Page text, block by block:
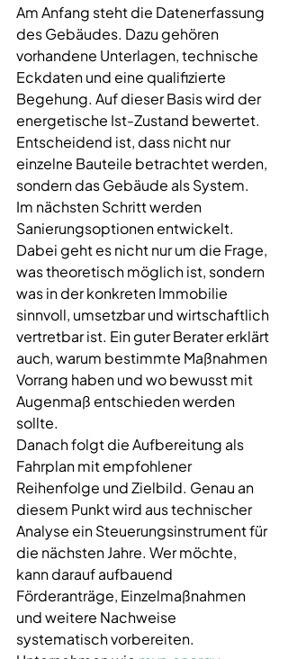
Am Anfang steht die Datenerfassung
des Gebäudes. Dazu gehören
vorhandene Unterlagen, technische
Eckdaten und eine qualifizierte
Begehung. Auf dieser Basis wird der
energetische Ist-Zustand bewertet.
Entscheidend ist, dass nicht nur
einzelne Bauteile betrachtet werden,
sondern das Gebäude als System.
Im nächsten Schritt werden
Sanierungsoptionen entwickelt.
Dabei geht es nicht nur um die Frage,
was theoretisch möglich ist, sondern
was in der konkreten Immobilie
sinnvoll, umsetzbar und wirtschaftlich
vertretbar ist. Ein guter Berater erklärt
auch, warum bestimmte Maßnahmen
Vorrang haben und wo bewusst mit
Augenmaß entschieden werden
sollte.
Danach folgt die Aufbereitung als
Fahrplan mit empfohlener
Reihenfolge und Zielbild. Genau an
diesem Punkt wird aus technischer
Analyse ein Steuerungsinstrument für
die nächsten Jahre. Wer möchte,
kann darauf aufbauend
Förderanträge, Einzelmaßnahmen
und weitere Nachweise
systematisch vorbereiten.